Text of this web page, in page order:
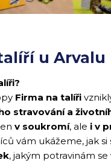
u Arvalu
Firma na talíři
stravování a
v soukromí, ale i v
vám ukážeme, jak si
, jakým potravinám se